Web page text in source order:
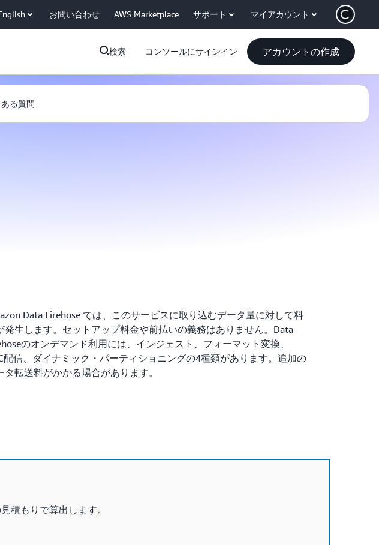
お問い合わせ AWS Marketplace サポート マイアカウント
検索 コンソールにサインイン アカウントの作成
る質問
Data Firehose では、このサービスに取り込むデータ量に対して料
発生します。セットアップ料金や前払いの義務はありません。Data
のオンデマンド利用には、インジェスト、フォーマット変換、
配信、ダイナミック・パーティショニングの4種類があります。追加の
タ転送料がかかる場合があります。
積もりで算出します。